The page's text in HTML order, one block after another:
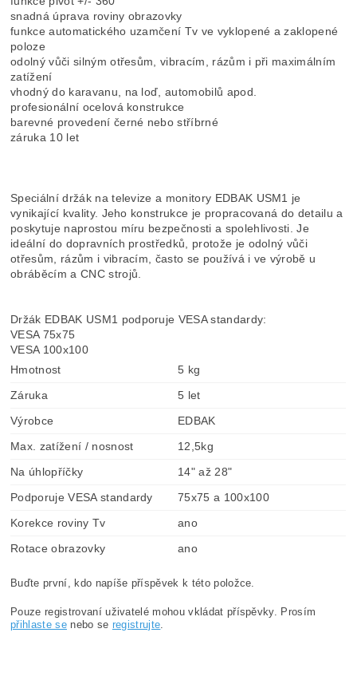
snadná úprava roviny obrazovky
funkce automatického uzamčení Tv ve vyklopené a zaklopené
poloze
odolný vůči silným otřesům, vibracím, rázům i při maximálním
zatížení
vhodný do karavanu, na loď, automobilů apod.
profesionální ocelová konstrukce
barevné provedení černé nebo stříbrné
záruka 10 let
Speciální držák na televize a monitory EDBAK USM1 je
vynikající kvality. Jeho konstrukce je propracovaná do detailu a
poskytuje naprostou míru bezpečnosti a spolehlivosti. Je
ideální do dopravních prostředků, protože je odolný vůči
otřesům, rázům i vibracím, často se používá i ve výrobě u
obráběcím a CNC strojů.
Držák EDBAK USM1 podporuje VESA standardy:
VESA 75x75
VESA 100x100
Hmotnost
5 kg
Záruka
5 let
Výrobce
EDBAK
Max. zatížení / nosnost
12,5kg
Na úhlopříčky
14" až 28"
Podporuje VESA standardy
75x75 a 100x100
Korekce roviny Tv
ano
Rotace obrazovky
ano
Buďte první, kdo napíše příspěvek k této položce.
Pouze registrovaní uživatelé mohou vkládat příspěvky. Prosím
přihlaste senebo se registrujte.